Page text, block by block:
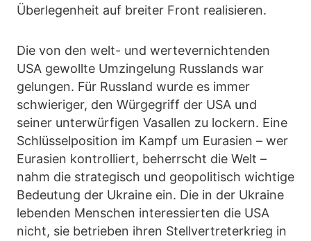
Überlegenheit auf breiter Front realisieren.
Die von den welt- und wertevernichtenden
USA gewollte Umzingelung Russlands war
gelungen. Für Russland wurde es immer
schwieriger, den Würgegriff der USA und
seiner unterwürfigen Vasallen zu lockern. Eine
Schlüsselposition im Kampf um Eurasien – wer
Eurasien kontrolliert, beherrscht die Welt –
nahm die strategisch und geopolitisch wichtige
Bedeutung der Ukraine ein. Die in der Ukraine
lebenden Menschen interessierten die USA
nicht, sie betrieben ihren Stellvertreterkrieg in